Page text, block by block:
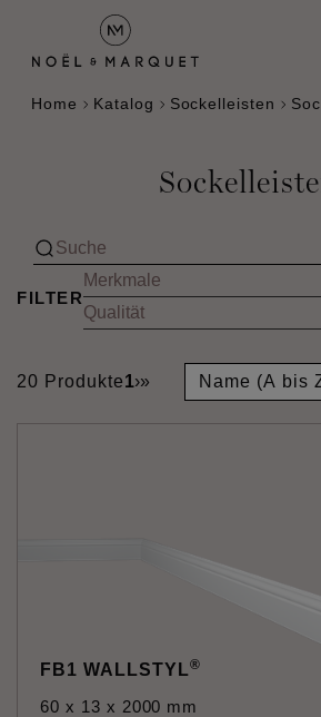
Home Katalog Sockelleisten
FILTER
20 Produkte1›»
FB1 WALLSTYL®
60 x 13 x 2000 mm